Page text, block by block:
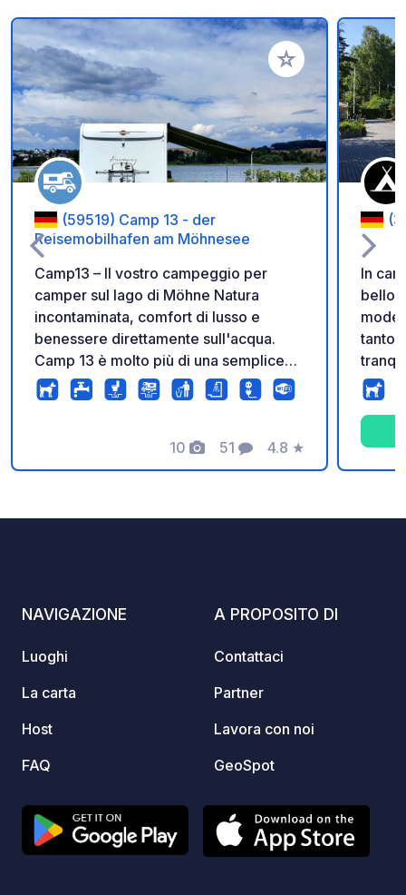
Aggiungi ai tuoi
(59519) Camp 13 - der
Reisemobilhafen am Möhnesee
Camp13 – Il vostro campeggio per
camper sul lago di Möhne Natura
incontaminata, comfort di lusso e
benessere direttamente sull'acqua.
Camp 13 è molto più di una semplice
piazzola. È la vostra oasi di pace in riva
al lago, con accesso diretto all'acqua,
panoramica con sala relax, balcone
con vista lago, spogliatoi e docce al
indipendente dal nostro inquilino, si
caravan, roulotte pieghevoli e tende.
10
Foto
51
Commenti
4.8
Valutazione
★
In
bello
tanto
pane,
WiFi/
NAVIGAZIONE
Luoghi
La carta
Host
FAQ
A PROPOSITO DI
Contattaci
Partner
Lavora con noi
GeoSpot